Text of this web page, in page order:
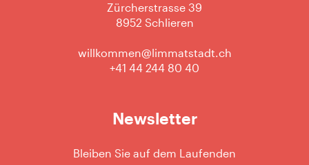
Zürcherstrasse 39
8952 Schlieren
willkommen@limmatstadt.ch
+41 44 244 80 40
Newsletter
Bleiben Sie auf dem Laufenden